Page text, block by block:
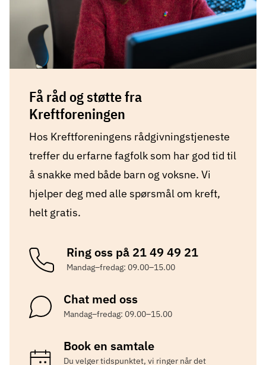
Få råd og støtte fra
Kreftforeningen
Hos Kreftforeningens rådgivningstjeneste
treffer du erfarne fagfolk som har god tid til
å snakke med både barn og voksne. Vi
hjelper deg med alle spørsmål om kreft,
helt gratis.
Ring oss på 21 49 49 21
Mandag–fredag: 09.00–15.00
Chat med oss
Mandag–fredag: 09.00–15.00
Book en samtale
Du velger tidspunktet, vi ringer når det